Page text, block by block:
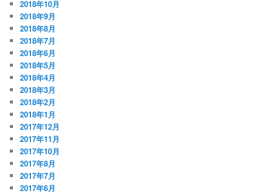
2018年10月
2018年9月
2018年8月
2018年7月
2018年6月
2018年5月
2018年4月
2018年3月
2018年2月
2018年1月
2017年12月
2017年11月
2017年10月
2017年8月
2017年7月
2017年6月